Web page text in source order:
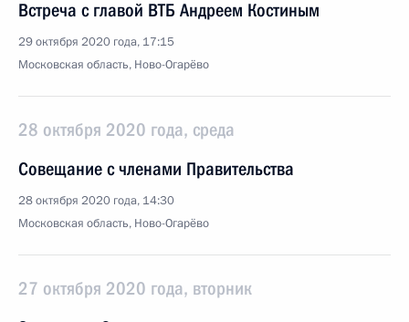
Встреча с главой ВТБ Андреем Костиным
29 октября 2020 года, 17:15
Московская область, Ново-Огарёво
28 октября 2020 года, среда
Совещание с членами Правительства
28 октября 2020 года, 14:30
Московская область, Ново-Огарёво
27 октября 2020 года, вторник